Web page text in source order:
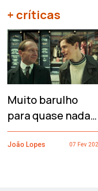
+ críticas
Muito barulho
para quase nada…
João Lopes 07 Fev